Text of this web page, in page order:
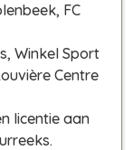
FC
Winkel Sport
Centre
licentie aan